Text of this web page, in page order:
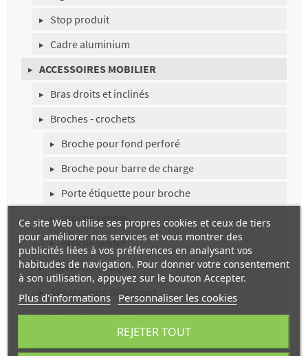
Stop produit
Cadre aluminium
ACCESSOIRES MOBILIER
Bras droits et inclinés
Broches - crochets
Broche pour fond perforé
Broche pour barre de charge
Porte étiquette pour broche
Broche simple
Broche blister
Barres de charge
Séparateurs plastiques
Séparateurs en fil
Ce site Web utilise ses propres cookies et ceux de tiers
pour améliorer nos services et vous montrer des
publicités liées à vos préférences en analysant vos
habitudes de navigation. Pour donner votre consentement
à son utilisation, appuyez sur le bouton Accepter.
Plus d'informations Personnaliser les cookies
REJETER TOUT